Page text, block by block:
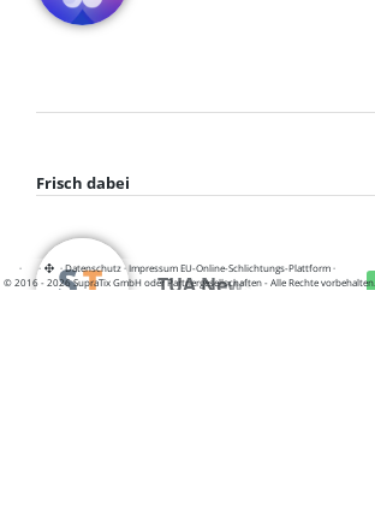
Frisch dabei
TUA News
· · ·Datenschutz·Impressum EU-Online-Schlichtungs-Plattform·
© 2016 - 2026 SupraTix GmbH oder Partnergesellschaften - Alle Rechte vorbehalten.